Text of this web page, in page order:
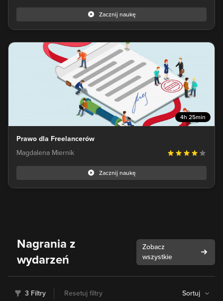
Zacznij naukę
4h 25min
Prawo dla Freelancerów
Magdalena Miernik
Zacznij naukę
Nagrania z
wydarzeń
Zobacz
wszystkie
3 Filtry Sortuj
Resetuj filtry